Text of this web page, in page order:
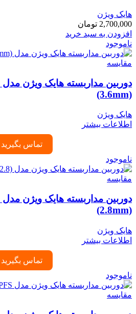
هایک ویژن
2,700,000 تومان
افزودن به سبد خرید
ناموجود
مقایسه
(3.6mm)
هایک ویژن
اطلاعات بیشتر
تماس بگیرید
ناموجود
مقایسه
(2.8mm)
هایک ویژن
اطلاعات بیشتر
تماس بگیرید
ناموجود
مقایسه